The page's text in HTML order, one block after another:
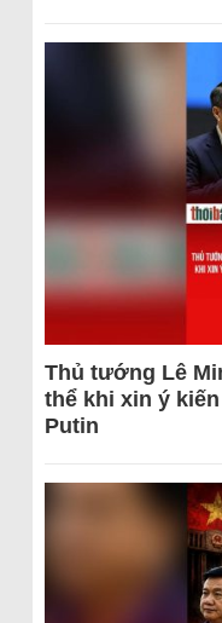
Thủ tướng Lê
thể khi xin ý
Putin